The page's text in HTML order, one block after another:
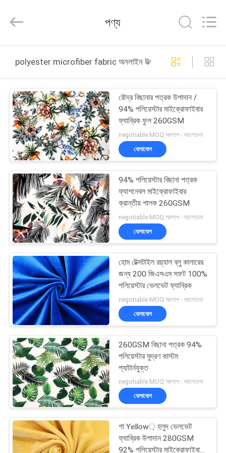
পণ্য
আমাদের
সম্পর্কে
কারখানা
ভ্রমণ
মান
নিয়ন্ত্রণ
যোগাযোগ
করুন
খবর
উদ্ধৃতির
জন্য
আবেদন
সাইট
ম্যাপ
Technology
CO.,LTD.
Reserved.
পণ্য
polyester microfiber fabric অনলাইন উত্পাদন
রৌদ্র বিছানার পত্রক উপাদান /
94% পলিয়েস্টার মাইক্রোফাইবার
ফ্যাব্রিক ফুল 260GSM
negotiable MOQ:আলাপ - আলোচনা
যোগাযোগ
94% পলিয়েস্টার বিছানা পত্রক
ফ্যাশনেবল মাইক্রোফাইবার
ক্রান্তীয় পালক 260GSM
negotiable MOQ:আলাপ - আলোচনা
যোগাযোগ
হোম টেক্সটাইল রয়্যাল ব্লু কালারের
জন্য 200 জিএসএম সফট 100%
পলিয়েস্টার ভেলভেট ফ্যাব্রিক
negotiable MOQ:আলাপ - আলোচনা
যোগাযোগ
260GSM বিছানা পত্রক 94%
পলিয়েস্টার মুদ্রণ কাস্টম
প্যাটার্নযুক্ত
negotiable MOQ:আলাপ - আলোচনা
যোগাযোগ
গা Yellow় হলুদ ভেলভেট
ফ্যাব্রিক উপাদান 280GSM
92% পলিয়েস্টার মাইক্রোফাইবার